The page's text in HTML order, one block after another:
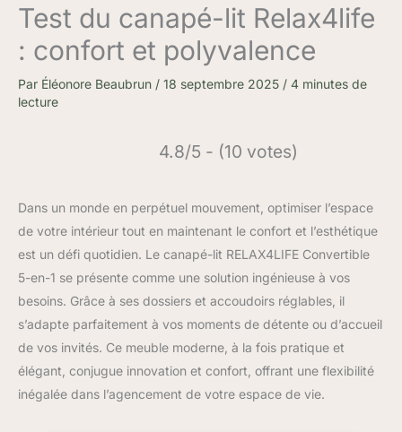
Test du canapé-lit Relax4life
: confort et polyvalence
Par Éléonore Beaubrun / 18 septembre 2025 / 4 minutes de
lecture
4.8/5 - (10 votes)
Dans un monde en perpétuel mouvement, optimiser l’espace
de votre intérieur tout en maintenant le confort et l’esthétique
est un défi quotidien. Le canapé-lit RELAX4LIFE Convertible
5-en-1 se présente comme une solution ingénieuse à vos
besoins. Grâce à ses dossiers et accoudoirs réglables, il
s’adapte parfaitement à vos moments de détente ou d’accueil
de vos invités. Ce meuble moderne, à la fois pratique et
élégant, conjugue innovation et confort, offrant une flexibilité
inégalée dans l’agencement de votre espace de vie.